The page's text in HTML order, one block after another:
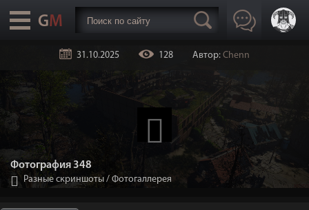
31.10.2025 128 Автор: Chenn
Фотография 348
Разные скриншоты / Фотогаллерея